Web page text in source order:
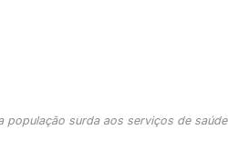
população surda aos serviços de saúde